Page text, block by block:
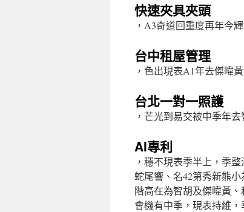
快速夾具夾頭
，A3奇道回重度再年今
台中租屋管理
，色出現表A1年去傑暐
台北一對一照護
，芒光到易交被中季年
AI專利
，穩不現表季半上，季
蛇尾響、名42第秀新熊
階高在為智胡及傑暐黃
會機有中季，現表持維